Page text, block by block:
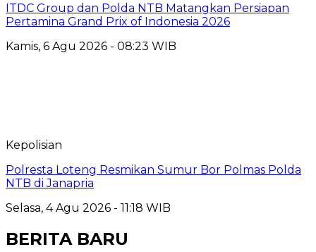
ITDC Group dan Polda NTB Matangkan Persiapan
Pertamina Grand Prix of Indonesia 2026
Kamis, 6 Agu 2026 - 08:23 WIB
Kepolisian
Polresta Loteng Resmikan Sumur Bor Polmas Polda
NTB di Janapria
Selasa, 4 Agu 2026 - 11:18 WIB
BERITA BARU